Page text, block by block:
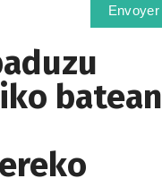
Envoyer
batean